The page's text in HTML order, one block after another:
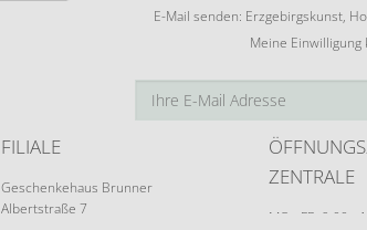
E-Mail senden: Erzgebirgskunst,
Meine
FILIALE
Geschenkehaus Brunner
Albertstraße 7
ZENTRALE
MO - FR: 9:00 -